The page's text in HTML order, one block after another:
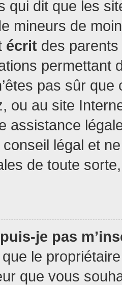
qui dit que les
mineurs de
écrit des parents
permettant
pas sûr
ou au site
assistance
légal et
de toute
je pas
le
que vous